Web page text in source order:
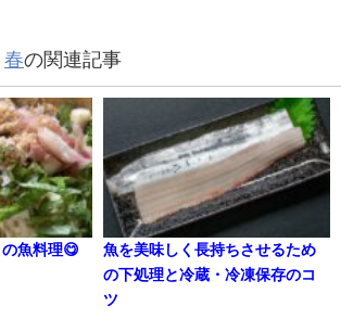
春の関連記事
魚料理😋
魚を美味しく長持ちさせるため
の下処理と冷蔵・冷凍保存のコ
ツ